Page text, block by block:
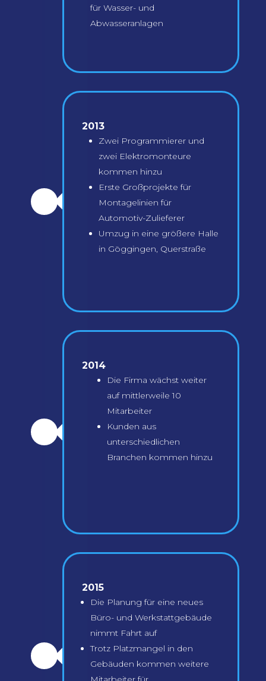
für Wasser- und
Abwasseranlagen
2013
Zwei Programmierer und
zwei Elektromonteure
kommen hinzu
Erste Großprojekte für
Montagelinien für
Automotiv-Zulieferer
Umzug in eine größere Halle
in Göggingen, Querstraße
2014
Die Firma wächst weiter
auf mittlerweile 10
Mitarbeiter
Kunden aus
unterschiedlichen
Branchen kommen hinzu
2015
Die Planung für eine neues
Büro- und Werkstattgebäude
nimmt Fahrt auf
Trotz Platzmangel in den
Gebäuden kommen weitere